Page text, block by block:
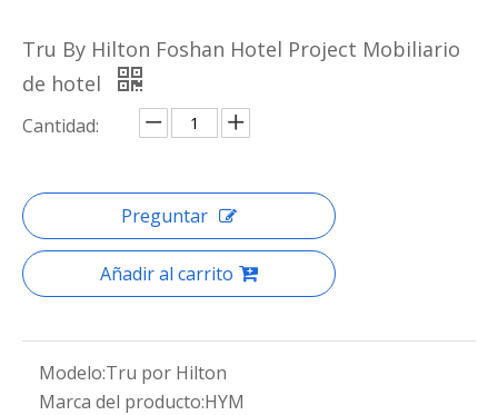
Tru By Hilton Foshan Hotel Project Mobiliario
de hotel
Cantidad:
Preguntar
Añadir al carrito
Modelo:Tru por Hilton
Marca del producto:HYM